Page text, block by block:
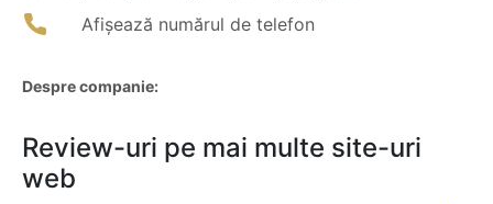
Afișează numărul de telefon
Despre companie:
Review-uri pe mai multe site-uri
web